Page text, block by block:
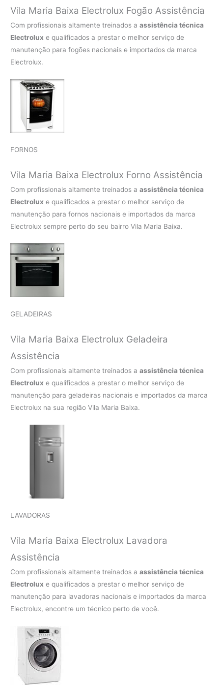
Vila Maria Baixa Electrolux Fogão Assistência
Com profissionais altamente treinados aassistência técnica
Electrolux e qualificados a prestar o melhor serviço de
manutenção para fogões nacionais e importados da marca
Electrolux.
FORNOS
Vila Maria Baixa Electrolux Forno Assistência
Com profissionais altamente treinados aassistência técnica
Electrolux e qualificados a prestar o melhor serviço de
manutenção para fornos nacionais e importados da marca
Electrolux sempre perto do seu bairro Vila Maria Baixa.
GELADEIRAS
Vila Maria Baixa Electrolux Geladeira
Assistência
Com profissionais altamente treinados aassistência técnica
Electrolux e qualificados a prestar o melhor serviço de
manutenção para geladeiras nacionais e importados da marca
Electrolux na sua região Vila Maria Baixa.
LAVADORAS
Vila Maria Baixa Electrolux Lavadora
Assistência
Com profissionais altamente treinados aassistência técnica
Electrolux e qualificados a prestar o melhor serviço de
manutenção para lavadoras nacionais e importados da marca
Electrolux, encontre um técnico perto de você.